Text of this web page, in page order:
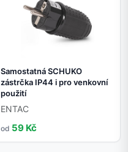
Samostatná SCHUKO
zástrčka IP44 i pro venkovní
použití
ENTAC
od 59 Kč